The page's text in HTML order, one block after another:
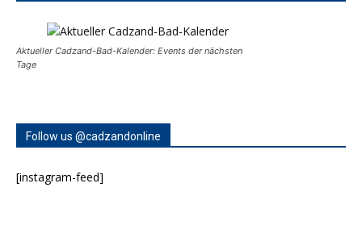
Aktueller Cadzand-Bad-Kalender: Events der nächsten
Tage
Follow us @cadzandonline
[instagram-feed]